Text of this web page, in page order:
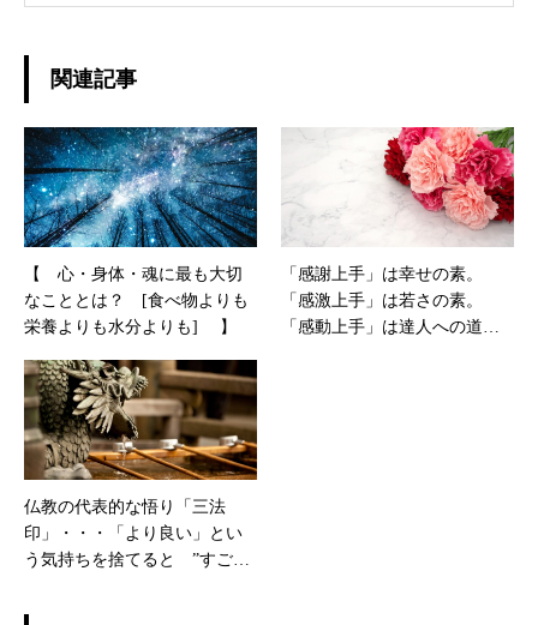
関連記事
【 心・身体・魂に最も大切
なこととは？ [食べ物よりも
栄養よりも水分よりも] 】
「感謝上手」は幸せの素。
「感激上手」は若さの素。
「感動上手」は達人への道し
仏教の代表的な悟り「三法
印」・・・「より良い」とい
う気持ちを捨てると ”すごく